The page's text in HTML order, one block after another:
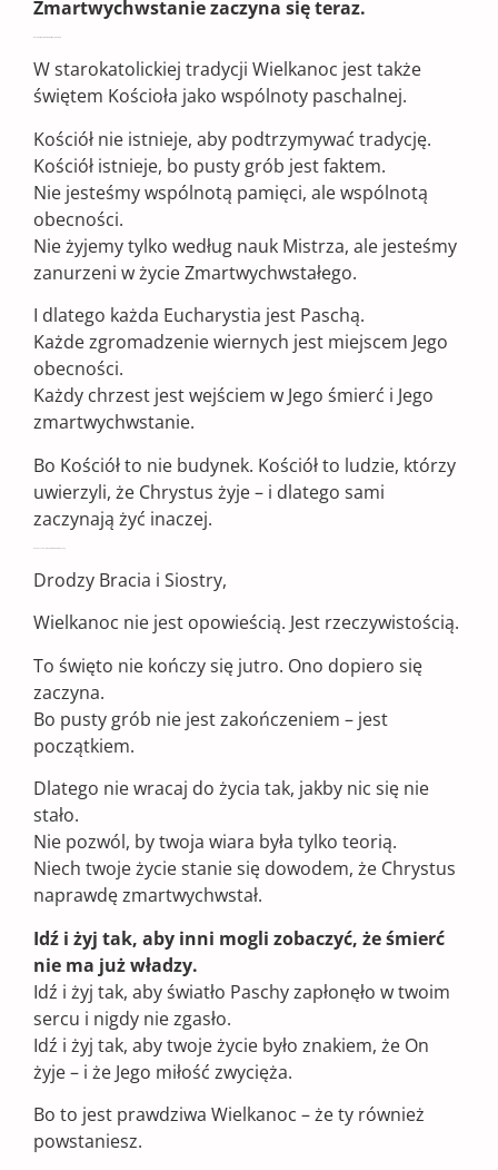
Zmartwychwstanie zaczyna się teraz.
W starokatolickiej tradycji Wielkanoc jest także
świętem Kościoła jako wspólnoty paschalnej.
Kościół nie istnieje, aby podtrzymywać tradycję.
Kościół istnieje, bo pusty grób jest faktem.
Nie jesteśmy wspólnotą pamięci, ale wspólnotą
obecności.
Nie żyjemy tylko według nauk Mistrza, ale jesteśmy
zanurzeni w życie Zmartwychwstałego.
I dlatego każda Eucharystia jest Paschą.
Każde zgromadzenie wiernych jest miejscem Jego
obecności.
Każdy chrzest jest wejściem w Jego śmierć i Jego
zmartwychwstanie.
Bo Kościół to nie budynek. Kościół to ludzie, którzy
uwierzyli, że Chrystus żyje – i dlatego sami
zaczynają żyć inaczej.
Drodzy Bracia i Siostry,
Wielkanoc nie jest opowieścią. Jest rzeczywistością.
To święto nie kończy się jutro. Ono dopiero się
zaczyna.
Bo pusty grób nie jest zakończeniem – jest
początkiem.
Dlatego nie wracaj do życia tak, jakby nic się nie
stało.
Nie pozwól, by twoja wiara była tylko teorią.
Niech twoje życie stanie się dowodem, że Chrystus
naprawdę zmartwychwstał.
Idź i żyj tak, aby inni mogli zobaczyć, że śmierć
nie ma już władzy.
Idź i żyj tak, aby światło Paschy zapłonęło w twoim
sercu i nigdy nie zgasło.
Idź i żyj tak, aby twoje życie było znakiem, że On
żyje – i że Jego miłość zwycięża.
Bo to jest prawdziwa Wielkanoc – że ty również
powstaniesz.